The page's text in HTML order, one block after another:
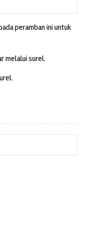
peramban ini untuk
melalui surel.